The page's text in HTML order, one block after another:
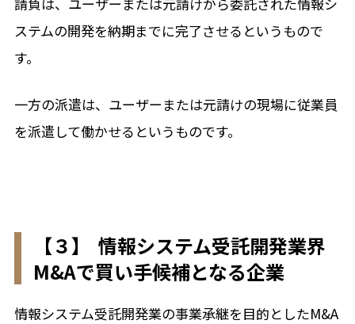
ステムの開発を納期までに完了させるというもので
す。
一方の派遣は、ユーザーまたは元請けの現場に従業員
を派遣して働かせるというものです。
【３】 情報システム受託開発業界
M&Aで買い手候補となる企業
情報システム受託開発業の事業承継を目的としたM&A